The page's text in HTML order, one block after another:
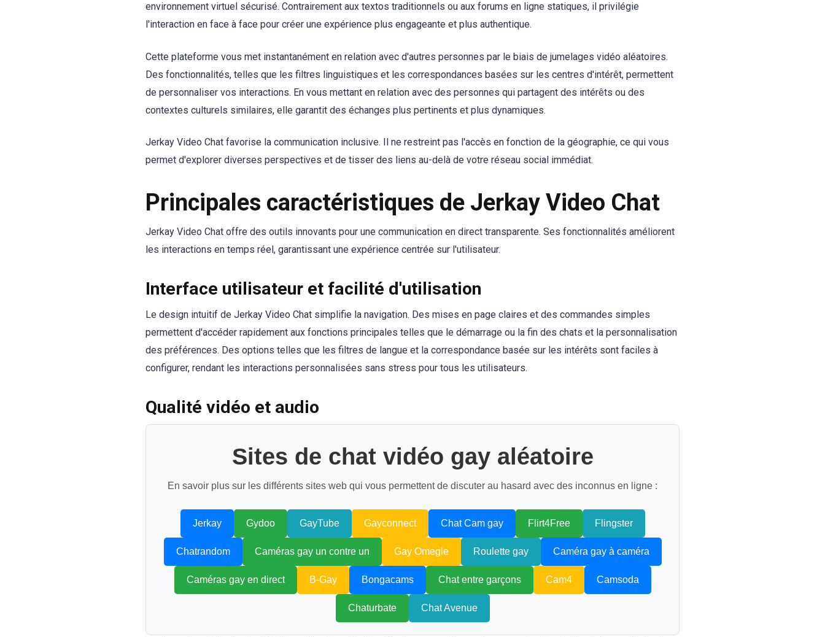
environnement virtuel sécurisé. Contrairement aux textos traditionnels ou aux forums en ligne statiques, il privilégie
l'interaction en face à face pour créer une expérience plus engageante et plus authentique.
Cette plateforme vous met instantanément en relation avec d'autres personnes par le biais de jumelages vidéo aléatoires.
Des fonctionnalités, telles que les filtres linguistiques et les correspondances basées sur les centres d'intérêt, permettent
de personnaliser vos interactions. En vous mettant en relation avec des personnes qui partagent des intérêts ou des
contextes culturels similaires, elle garantit des échanges plus pertinents et plus dynamiques.
Jerkay Video Chat favorise la communication inclusive. Il ne restreint pas l'accès en fonction de la géographie, ce qui vous
permet d'explorer diverses perspectives et de tisser des liens au-delà de votre réseau social immédiat.
Principales caractéristiques de Jerkay Video Chat
Jerkay Video Chat offre des outils innovants pour une communication en direct transparente. Ses fonctionnalités améliorent
les interactions en temps réel, garantissant une expérience centrée sur l'utilisateur.
Interface utilisateur et facilité d'utilisation
Le design intuitif de Jerkay Video Chat simplifie la navigation. Des mises en page claires et des commandes simples
permettent d'accéder rapidement aux fonctions principales telles que le démarrage ou la fin des chats et la personnalisation
des préférences. Des options telles que les filtres de langue et la correspondance basée sur les intérêts sont faciles à
configurer, rendant les interactions personnalisées sans stress pour tous les utilisateurs.
Qualité vidéo et audio
Sites de chat vidéo gay aléatoire
En savoir plus sur les différents sites web qui vous permettent de discuter au hasard avec des inconnus en ligne :
Jerkay Gydoo GayTube Gayconnect Chat Cam gay Flirt4Free Flingster
Chatrandom Caméras gay un contre un Gay Omegle Roulette gay Caméra gay à caméra
Caméras gay en direct B-Gay Bongacams Chat entre garçons Cam4 Camsoda
Chaturbate Chat Avenue